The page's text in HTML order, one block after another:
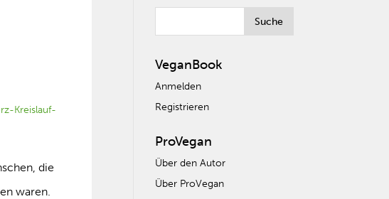
Kreislauf-
die
waren.
VeganBook
Anmelden
Registrieren
ProVegan
Über den Autor
Über ProVegan